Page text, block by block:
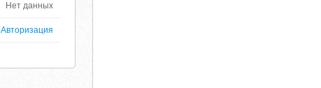
Нет данных
Авторизация